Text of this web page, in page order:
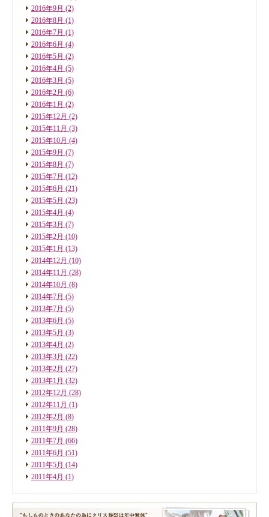
2016年9月 (2)
2016年8月 (1)
2016年7月 (1)
2016年6月 (4)
2016年5月 (2)
2016年4月 (5)
2016年3月 (5)
2016年2月 (6)
2016年1月 (2)
2015年12月 (2)
2015年11月 (3)
2015年10月 (4)
2015年9月 (7)
2015年8月 (7)
2015年7月 (12)
2015年6月 (21)
2015年5月 (23)
2015年4月 (4)
2015年3月 (7)
2015年2月 (10)
2015年1月 (13)
2014年12月 (10)
2014年11月 (28)
2014年10月 (8)
2014年7月 (5)
2013年7月 (5)
2013年6月 (5)
2013年5月 (3)
2013年4月 (2)
2013年3月 (22)
2013年2月 (27)
2013年1月 (32)
2012年12月 (28)
2012年11月 (1)
2012年2月 (8)
2011年9月 (28)
2011年7月 (66)
2011年6月 (51)
2011年5月 (14)
2011年4月 (1)